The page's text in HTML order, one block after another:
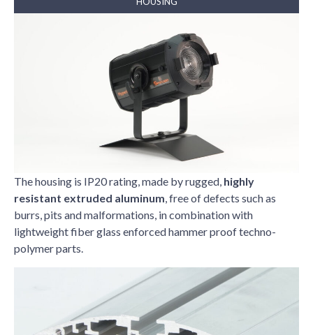
The housing is IP20 rating, made by rugged, highly
resistant extruded aluminum, free of defects such as
burrs, pits and malformations, in combination with
lightweight fiber glass enforced hammer proof techno-
polymer parts.